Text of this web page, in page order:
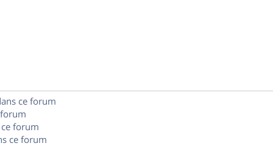
e
ce forum
forum
ce forum